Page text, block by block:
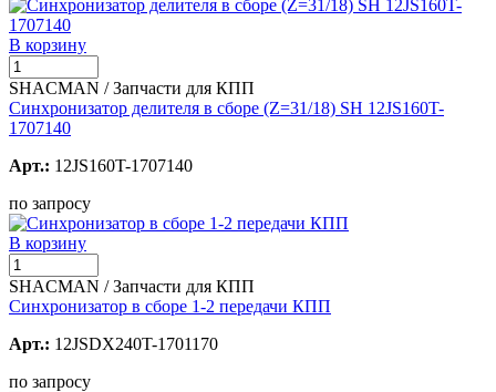
В корзину
SHACMAN / Запчасти для КПП
Синхронизатор делителя в сборе (Z=31/18) SH 12JS160T-
1707140
Арт.: 12JS160T-1707140
по запросу
В корзину
SHACMAN / Запчасти для КПП
Синхронизатор в сборе 1-2 передачи КПП
Арт.: 12JSDX240T-1701170
по запросу